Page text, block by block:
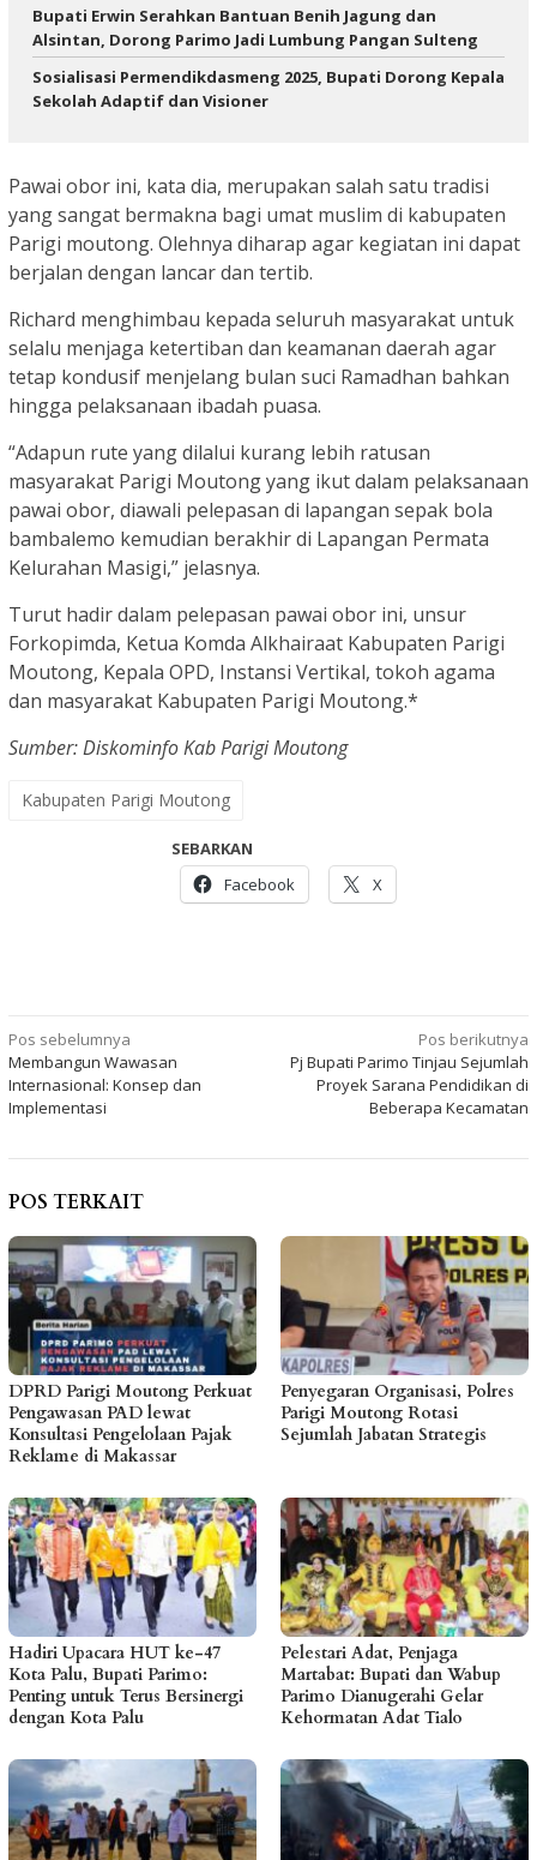
Bupati Erwin Serahkan Bantuan Benih Jagung dan
Alsintan, Dorong Parimo Jadi Lumbung Pangan Sulteng
Sosialisasi Permendikdasmeng 2025, Bupati Dorong Kepala
Sekolah Adaptif dan Visioner
Pawai obor ini, kata dia, merupakan salah satu tradisi
yang sangat bermakna bagi umat muslim di kabupaten
Parigi moutong. Olehnya diharap agar kegiatan ini dapat
berjalan dengan lancar dan tertib.
Richard menghimbau kepada seluruh masyarakat untuk
selalu menjaga ketertiban dan keamanan daerah agar
tetap kondusif menjelang bulan suci Ramadhan bahkan
hingga pelaksanaan ibadah puasa.
“Adapun rute yang dilalui kurang lebih ratusan
masyarakat Parigi Moutong yang ikut dalam pelaksanaan
pawai obor, diawali pelepasan di lapangan sepak bola
bambalemo kemudian berakhir di Lapangan Permata
Kelurahan Masigi,” jelasnya.
Turut hadir dalam pelepasan pawai obor ini, unsur
Forkopimda, Ketua Komda Alkhairaat Kabupaten Parigi
Moutong, Kepala OPD, Instansi Vertikal, tokoh agama
dan masyarakat Kabupaten Parigi Moutong.*
Sumber: Diskominfo Kab Parigi Moutong
Kabupaten Parigi Moutong
SEBARKAN
Facebook
X
Navigasi
pos
Pos sebelumnya
Membangun Wawasan
Internasional: Konsep dan
Implementasi
Pos berikutnya
Pj Bupati Parimo Tinjau Sejumlah
Proyek Sarana Pendidikan di
Beberapa Kecamatan
POS TERKAIT
DPRD Parigi Moutong Perkuat
Pengawasan PAD lewat
Konsultasi Pengelolaan Pajak
Reklame di Makassar
Penyegaran Organisasi, Polres
Parigi Moutong Rotasi
Sejumlah Jabatan Strategis
Hadiri Upacara HUT ke-47
Kota Palu, Bupati Parimo:
Penting untuk Terus Bersinergi
dengan Kota Palu
Pelestari Adat, Penjaga
Martabat: Bupati dan Wabup
Parimo Dianugerahi Gelar
Kehormatan Adat Tialo